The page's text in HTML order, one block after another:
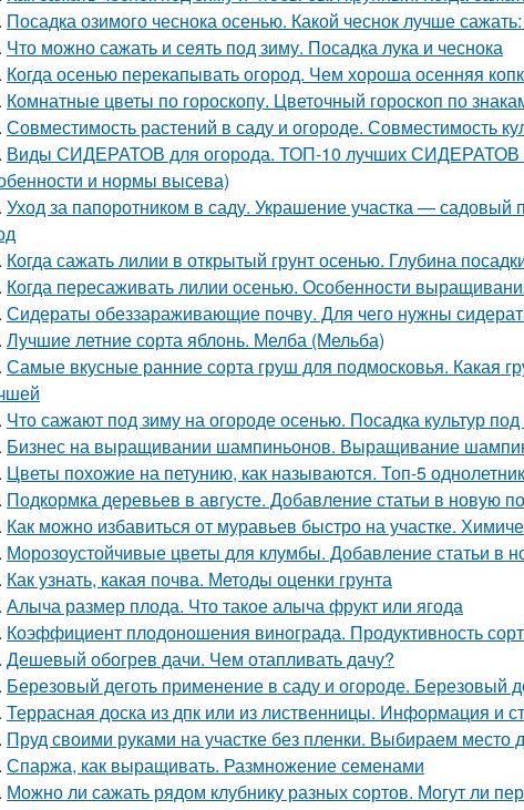
Посадка озимого чеснока осенью. Какой чеснок лучше
Что можно сажать и сеять под зиму. Посадка лука и чеснока
Когда осенью перекапывать огород. Чем хороша осенняя
Комнатные цветы по гороскопу. Цветочный гороскоп по
Совместимость растений в саду и огороде. Совместимость
Виды СИДЕРАТОВ для огорода. ТОП-10 лучших СИДЕРАТОВ в
и нормы высева)
Уход за папоротником в саду. Украшение участка — садовый
Когда сажать лилии в открытый грунт осенью. Глубина
Когда пересаживать лилии осенью. Особенности
Сидераты обеззараживающие почву. Для чего нужны
Лучшие летние сорта яблонь. Мелба (Мельба)
Самые вкусные ранние сорта груш для подмосковья. Какая
Что сажают под зиму на огороде осенью. Посадка культур
Бизнес на выращивании шампиньонов. Выращивание
Цветы похожие на петунию, как называются. Топ-5
Подкормка деревьев в августе. Добавление статьи в новую
Как можно избавиться от муравьев быстро на участке.
Морозоустойчивые цветы для клумбы. Добавление статьи в
Как узнать, какая почва. Методы оценки грунта
Алыча размер плода. Что такое алыча фрукт или ягода
Коэффициент плодоношения винограда. Продуктивность
Дешевый обогрев дачи. Чем отапливать дачу?
Березовый деготь применение в саду и огороде. Березовый
Террасная доска из дпк или из лиственницы. Информация и
Пруд своими руками на участке без пленки. Выбираем место
Спаржа, как выращивать. Размножение семенами
Можно ли сажать рядом клубнику разных сортов. Могут ли